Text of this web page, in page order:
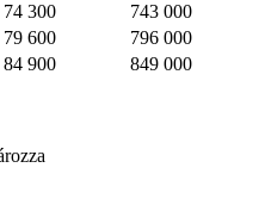
74 300
743 000
79 600
796 000
84 900
849 000